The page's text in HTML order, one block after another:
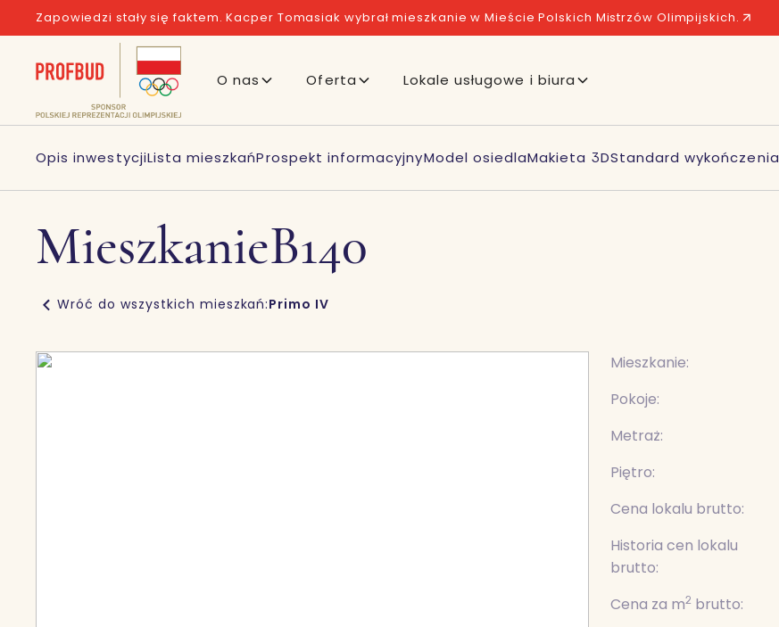
Zapowiedzi stały się faktem. Kacper Tomasiak wybrał mieszkanie w Mieście Polskich Mistrzów Olimpijskich.
O nas Oferta Lokale usługowe i biura
Opis inwestycjiLista mieszkańProspekt informacyjnyModel osiedlaMakieta 3DStandard wykończenia
MieszkanieB140
Wróć do wszystkich mieszkań:Primo IV
Mieszkanie:
Pokoje:
Metraż:
Piętro:
Cena lokalu brutto:
Historia cen lokalu
brutto:
Cena za m2 brutto: